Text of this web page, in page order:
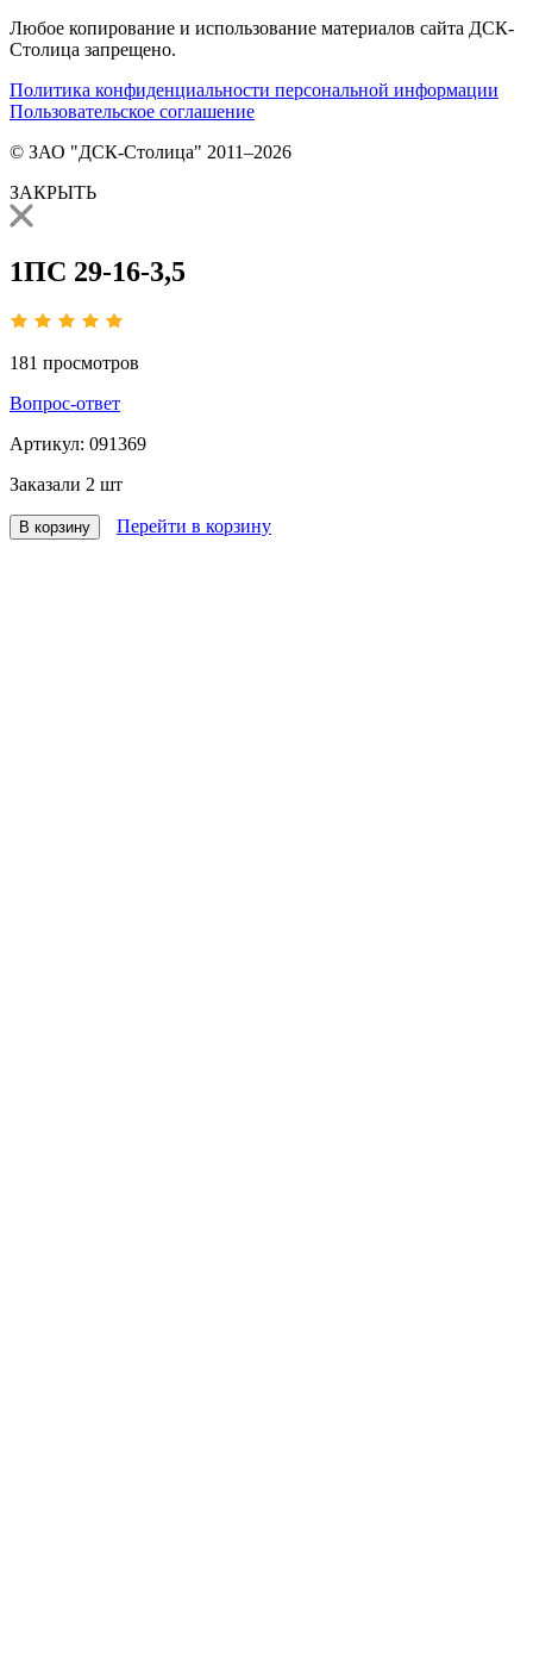
Любое копирование и использование материалов сайта ДСК-
Столица запрещено.
Политика конфиденциальности персональной информации
Пользовательское соглашение
© ЗАО "ДСК-Столица" 2011–2026
ЗАКРЫТЬ
1ПС 29-16-3,5
181 просмотров
Вопрос-ответ
Артикул: 091369
Заказали 2 шт
В корзину Перейти в корзину